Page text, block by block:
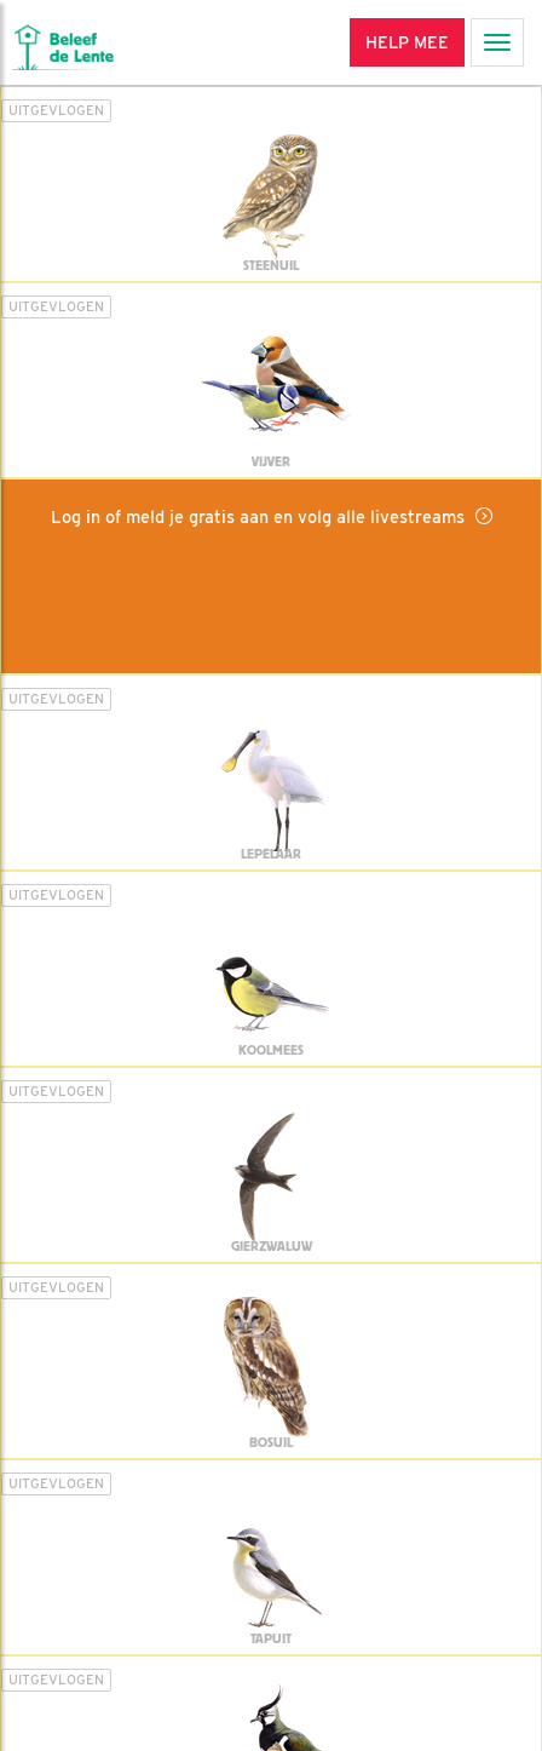
HELP MEE
UITGEVLOGEN
STEENUIL
UITGEVLOGEN
VIJVER
Log in of meld je gratis aan en volg alle livestreams
UITGEVLOGEN
LEPELAAR
UITGEVLOGEN
KOOLMEES
UITGEVLOGEN
GIERZWALUW
UITGEVLOGEN
BOSUIL
UITGEVLOGEN
TAPUIT
UITGEVLOGEN